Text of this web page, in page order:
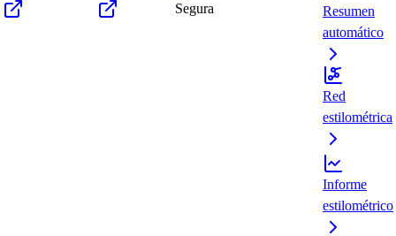
Segura
Resumen
automático
Red
estilométrica
Informe
estilométrico